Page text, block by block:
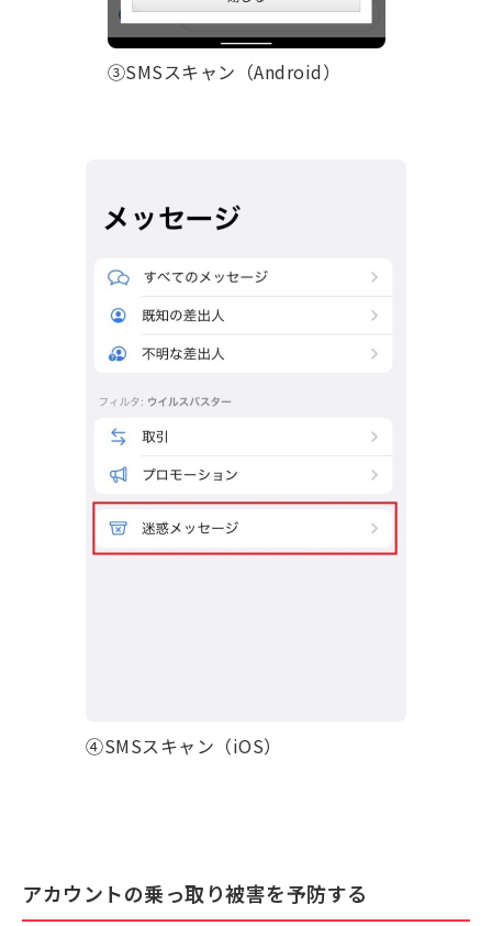
③SMSスキャン（Android）
④SMSスキャン（iOS）
アカウントの乗っ取り被害を予防する